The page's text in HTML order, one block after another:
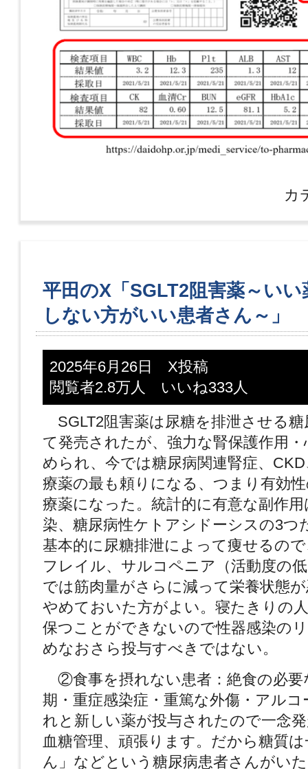
カ
平田のX「SGLT2阻害薬～い
しない方がいい患者さん～」
2025年6月26日 X投稿
閲覧者2.8万人 いいね333人
SGLT2阻害薬は尿糖を排泄させる糖
て発売されたが、強力な腎保護作用
められ、今では糖尿病関連腎症、
療薬の最も頼りになる、つまり有効
療薬になった。統計的に有意な副作
染、糖尿病性ケトアシドーシスの3つ
基本的に尿糖排泄によって痩せるの
フレイル、サルコペニア（活動度の
では筋肉量がさらに減って栄養状態
やめておいた方がよい。寝たきりの
保つことができないので性器感染の
めなおさら投与すべきではない。
②食事を摂れない患者：絶食の必要
期・重症感染症・重篤な外傷・アルコ
れと新しい薬が投与されたので一念
血糖管理、頑張ります。だから糖質
ん」などという糖尿病患者さんがい